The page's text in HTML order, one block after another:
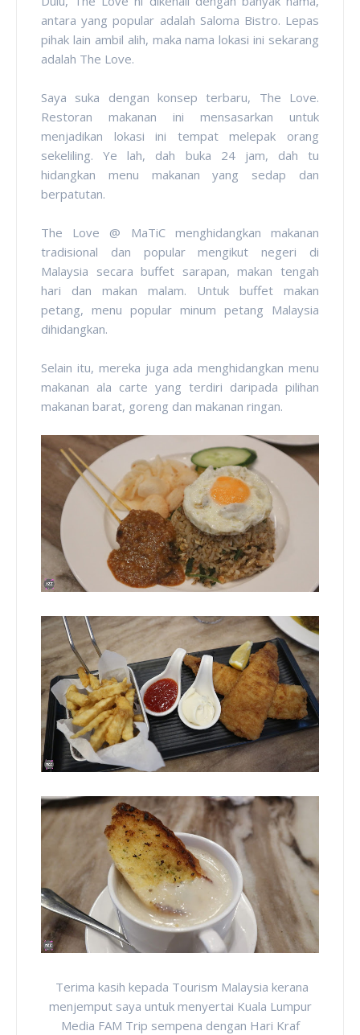
antara yang popular adalah Saloma Bistro. Lepas
pihak lain ambil alih, maka nama lokasi ini sekarang
adalah The Love.
Saya suka dengan konsep terbaru, The Love.
Restoran makanan ini mensasarkan untuk
menjadikan lokasi ini tempat melepak orang
sekeliling. Ye lah, dah buka 24 jam, dah tu
hidangkan menu makanan yang sedap dan
berpatutan.
The Love @ MaTiC menghidangkan makanan
tradisional dan popular mengikut negeri di
Malaysia secara buffet sarapan, makan tengah
hari dan makan malam. Untuk buffet makan
petang, menu popular minum petang Malaysia
dihidangkan.
Selain itu, mereka juga ada menghidangkan menu
makanan ala carte yang terdiri daripada pilihan
makanan barat, goreng dan makanan ringan.
Terima kasih kepada Tourism Malaysia kerana
menjemput saya untuk menyertai Kuala Lumpur
Media FAM Trip sempena dengan Hari Kraf